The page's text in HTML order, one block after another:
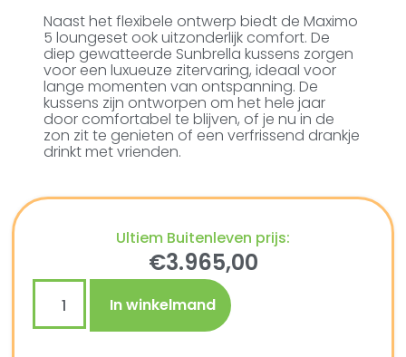
Naast het flexibele ontwerp biedt de Maximo
5 loungeset ook uitzonderlijk comfort. De
diep gewatteerde Sunbrella kussens zorgen
voor een luxueuze zitervaring, ideaal voor
lange momenten van ontspanning. De
kussens zijn ontworpen om het hele jaar
door comfortabel te blijven, of je nu in de
zon zit te genieten of een verfrissend drankje
drinkt met vrienden.
Ultiem Buitenleven prijs:
€3.965,00
In winkelmand